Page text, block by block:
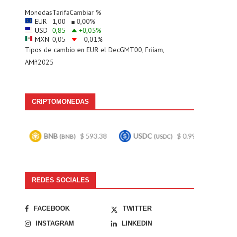
MonedasTarifaCambiar %
EUR
1,00 0,00%
USD 0,85 +0,05%
MXN 0,05 –0,01%
Tipos de cambio en EUR el DecGMT00, Friíam,
AMñ2025
CRIPTOMONEDAS
(BNB) $ 593.38 USDC(USDC) $ 0.999468
REDES SOCIALES
FACEBOOK
TWITTER
INSTAGRAM
LINKEDIN